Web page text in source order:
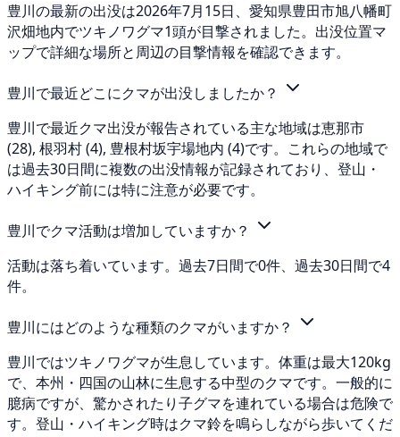
豊川の最新の出没は2026年7月15日、愛知県豊田市旭八幡町
沢畑地内でツキノワグマ1頭が目撃されました。出没位置マ
ップで詳細な場所と周辺の目撃情報を確認できます。
豊川で最近どこにクマが出没しましたか？
豊川で最近クマ出没が報告されている主な地域は恵那市
(28), 根羽村 (4), 豊根村坂宇場地内 (4)です。これらの地域で
は過去30日間に複数の出没情報が記録されており、登山・
ハイキング前には特に注意が必要です。
豊川でクマ活動は増加していますか？
活動は落ち着いています。過去7日間で0件、過去30日間で4
件。
豊川にはどのような種類のクマがいますか？
豊川ではツキノワグマが生息しています。体重は最大120kg
で、本州・四国の山林に生息する中型のクマです。一般的に
臆病ですが、驚かされたり子グマを連れている場合は危険で
す。登山・ハイキング時はクマ鈴を鳴らしながら歩いてくだ